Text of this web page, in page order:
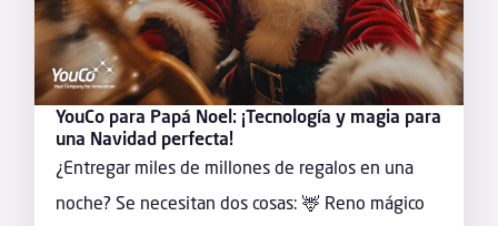
YouCo para Papá Noel: ¡Tecnología y magia para
una Navidad perfecta!
¿Entregar miles de millones de regalos en una
noche? Se necesitan dos cosas: 🦌 Reno mágico